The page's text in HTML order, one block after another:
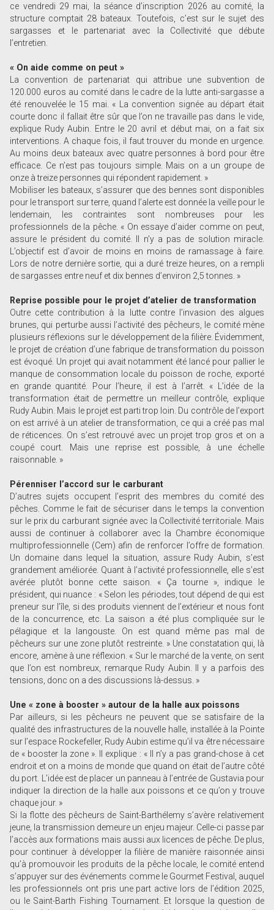
ce vendredi 29 mai, la séance d’inscription 2026 au comité, la
structure comptait 28 bateaux. Toutefois, c’est sur le sujet des
sargasses et le partenariat avec la Collectivité que débute
l’entretien.
« On aide comme on peut »
La convention de partenariat qui attribue une subvention de
120.000 euros au comité dans le cadre de la lutte anti-sargasse a
été renouvelée le 15 mai. « La convention signée au départ était
courte donc il fallait être sûr que l’on ne travaille pas dans le vide,
explique Rudy Aubin. Entre le 20 avril et début mai, on a fait six
interventions. A chaque fois, il faut trouver du monde en urgence.
Au moins deux bateaux avec quatre personnes à bord pour être
efficace. Ce n’est pas toujours simple. Mais on a un groupe de
onze à treize personnes qui répondent rapidement. »
Mobiliser les bateaux, s’assurer que des bennes sont disponibles
pour le transport sur terre, quand l’alerte est donnée la veille pour le
lendemain, les contraintes sont nombreuses pour les
professionnels de la pêche. « On essaye d’aider comme on peut,
assure le président du comité. Il n’y a pas de solution miracle.
L’objectif est d’avoir de moins en moins de ramassage à faire.
Lors de notre dernière sortie, qui a duré treize heures, on a rempli
de sargasses entre neuf et dix bennes d’environ 2,5 tonnes. »
Reprise possible pour le projet d’atelier de transformation
Outre cette contribution à la lutte contre l’invasion des algues
brunes, qui perturbe aussi l’activité des pêcheurs, le comité mène
plusieurs réflexions sur le développement de la filière. Évidemment,
le projet de création d’une fabrique de transformation du poisson
est évoqué. Un projet qui avait notamment été lancé pour pallier le
manque de consommation locale du poisson de roche, exporté
en grande quantité. Pour l’heure, il est à l’arrêt. « L’idée de la
transformation était de permettre un meilleur contrôle, explique
Rudy Aubin. Mais le projet est parti trop loin. Du contrôle de l’export
on est arrivé à un atelier de transformation, ce qui a créé pas mal
de réticences. On s’est retrouvé avec un projet trop gros et on a
coupé court. Mais une reprise est possible, à une échelle
raisonnable. »
Pérenniser l’accord sur le carburant
D’autres sujets occupent l’esprit des membres du comité des
pêches. Comme le fait de sécuriser dans le temps la convention
sur le prix du carburant signée avec la Collectivité territoriale. Mais
aussi de continuer à collaborer avec la Chambre économique
multiprofessionnelle (Cem) afin de renforcer l’offre de formation.
Un domaine dans lequel la situation, assure Rudy Aubin, s’est
grandement améliorée. Quant à l’activité professionnelle, elle s’est
avérée plutôt bonne cette saison. « Ça tourne », indique le
président, qui nuance : « Selon les périodes, tout dépend de qui est
preneur sur l’île, si des produits viennent de l’extérieur et nous font
de la concurrence, etc. La saison a été plus compliquée sur le
pélagique et la langouste. On est quand même pas mal de
pêcheurs sur une zone plutôt restreinte. » Une constatation qui, là
encore, amène à une réflexion. « Sur le marché de la vente, on sent
que l’on est nombreux, remarque Rudy Aubin. Il y a parfois des
tensions, donc on a des discussions là-dessus. »
Une « zone à booster » autour de la halle aux poissons
Par ailleurs, si les pêcheurs ne peuvent que se satisfaire de la
qualité des infrastructures de la nouvelle halle, installée à la Pointe
sur l’espace Rockefeller, Rudy Aubin estime qu’il va être nécessaire
de « booster la zone ». Il explique : « Il n’y a pas grand-chose à cet
endroit et on a moins de monde que quand on était de l’autre côté
du port. L’idée est de placer un panneau à l’entrée de Gustavia pour
indiquer la direction de la halle aux poissons et ce qu’on y trouve
chaque jour. »
Si la flotte des pêcheurs de Saint-Barthélemy s’avère relativement
jeune, la transmission demeure un enjeu majeur. Celle-ci passe par
l’accès aux formations mais aussi aux licences de pêche. De plus,
pour continuer à développer la filière de manière raisonnée ainsi
qu’à promouvoir les produits de la pêche locale, le comité entend
s’appuyer sur des événements comme le Gourmet Festival, auquel
les professionnels ont pris une part active lors de l’édition 2025,
ou le Saint-Barth Fishing Tournament. Et lorsque la question de